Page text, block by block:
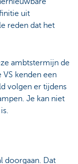
uit
reden dat het
ambtstermijn de
kenden een
volgen er tijdens
Je kan niet
doorgaan. Dat